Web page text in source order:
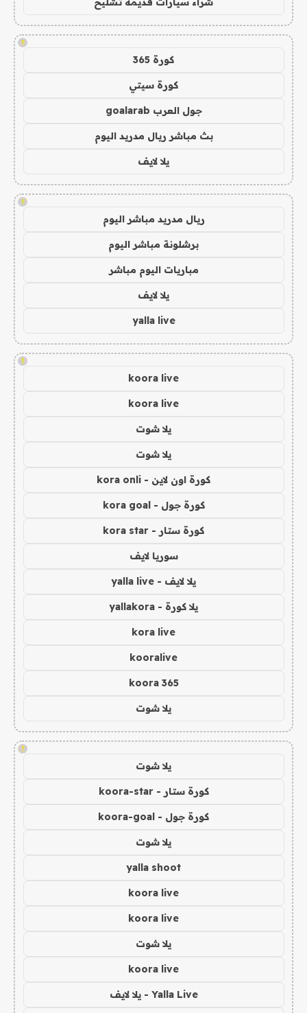
!
كورة 365
كورة سيتي
جول العرب goalarab
بث مباشر ريال مدريد اليوم
يلا لايف
!
ريال مدريد مباشر اليوم
برشلونة مباشر اليوم
مباريات اليوم مباشر
يلا لايف
yalla live
!
koora live
koora live
يلا شوت
يلا شوت
كورة اون لاين - kora onli
كورة جول - kora goal
كورة ستار - kora star
سوريا لايف
يلا لايف - yalla live
يلا كورة - yallakora
kora live
kooralive
koora 365
يلا شوت
!
يلا شوت
كورة ستار - koora-star
كورة جول - koora-goal
يلا شوت
yalla shoot
koora live
koora live
يلا شوت
koora live
Yalla Live - يلا لايف